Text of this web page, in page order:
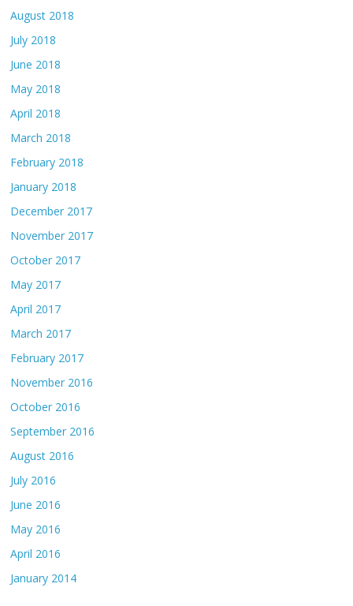
August 2018
July 2018
June 2018
May 2018
April 2018
March 2018
February 2018
January 2018
December 2017
November 2017
October 2017
May 2017
April 2017
March 2017
February 2017
November 2016
October 2016
September 2016
August 2016
July 2016
June 2016
May 2016
April 2016
January 2014